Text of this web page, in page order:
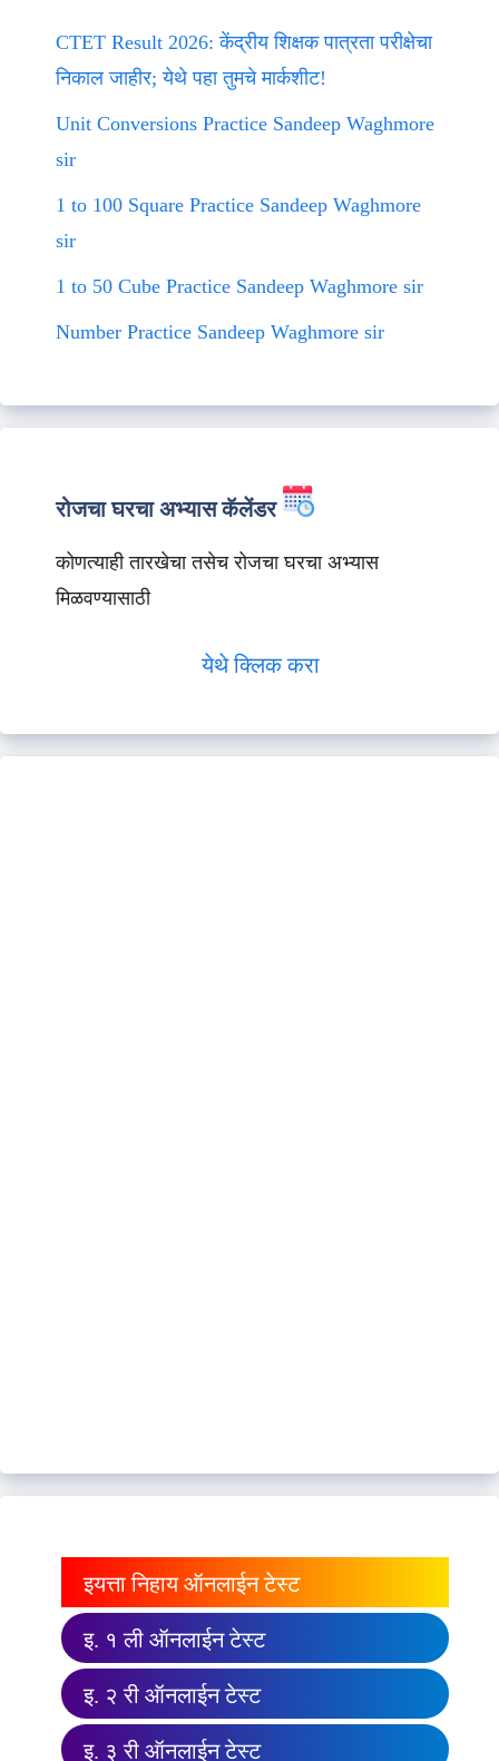
CTET Result 2026: केंद्रीय शिक्षक पात्रता परीक्षेचा
निकाल जाहीर; येथे पहा तुमचे मार्कशीट!
Unit Conversions Practice Sandeep Waghmore
sir
1 to 100 Square Practice Sandeep Waghmore
sir
1 to 50 Cube Practice Sandeep Waghmore sir
Number Practice Sandeep Waghmore sir
रोजचा घरचा अभ्यास कॅलेंडर
कोणत्याही तारखेचा तसेच रोजचा घरचा अभ्यास
मिळवण्यासाठी
येथे क्लिक करा
इयत्ता निहाय ऑनलाईन टेस्ट
इ. १ ली ऑनलाईन टेस्ट
इ. २ री ऑनलाईन टेस्ट
इ. ३ री ऑनलाईन टेस्ट